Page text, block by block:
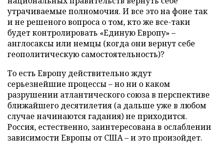
утрачиваемые полномочия. И все это на фоне так
и не решеного вопроса о том, кто же все-таки
будет контролировать «Единую Европу» –
англосаксы или немцы (когда они вернут себе
геополитическую самостоятельность)?
То есть Европу действительно ждут
серьезнейшие процессы – но ни о каком
разрушении атлантического союза в перспективе
ближайшего десятилетия (а дальше уже в любом
случае начинаются гадания) не приходится.
Россия, естественно, заинтересована в ослаблении
зависимости Европы от США – и это произойдет.